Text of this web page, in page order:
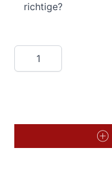
richtige?
Menge